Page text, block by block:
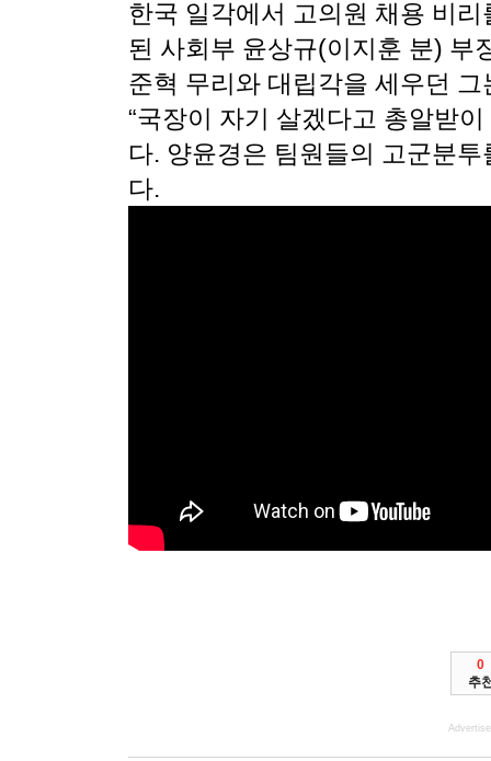
한국 일각에서 고의원 채용 비
된 사회부 윤상규(이지훈 분) 부
준혁 무리와 대립각을 세우던
“국장이 자기 살겠다고 총알받
다. 양윤경은 팀원들의 고군분
다.
0
추